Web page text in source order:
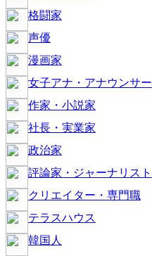
格闘家
声優
漫画家
女子アナ・アナウンサー
作家・小説家
社長・実業家
政治家
評論家・ジャーナリスト
クリエイター・専門職
テラスハウス
韓国人